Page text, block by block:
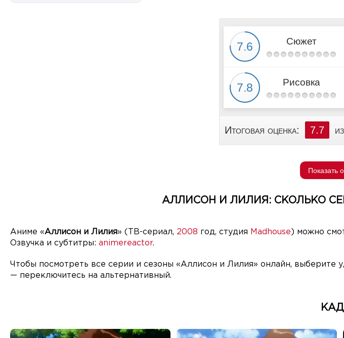
Сюжет
Рисовка
Итоговая оценка: 7.7
Показать
АЛЛИСОН И ЛИЛИЯ: СКОЛЬКО
Аниме «Аллисон и Лилия» (ТВ-сериал, 2008 год, студия Madhouse ) можно
Озвучка и субтитры: animereactor.
Чтобы посмотреть все серии и сезоны «Аллисон и Лилия» онлайн,
— переключитесь на альтернативный.